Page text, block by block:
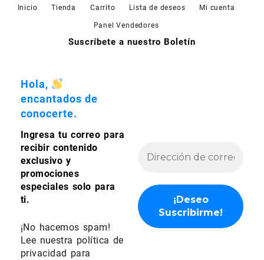
desde
hasta
$780.00
Inicio Tienda Carrito Lista de deseos Mi cuenta
Panel Vendedores
Suscríbete a nuestro Boletín
Hola,
encantados de
conocerte.
Ingresa tu correo para
recibir contenido
exclusivo y
promociones
especiales solo para
ti.
¡No hacemos spam!
Lee nuestra política de
privacidad para